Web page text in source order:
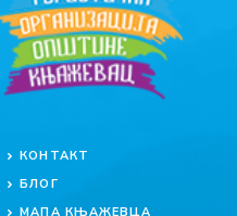
КОНТАКТ
БЛОГ
МАПА КЊАЖЕВЦА